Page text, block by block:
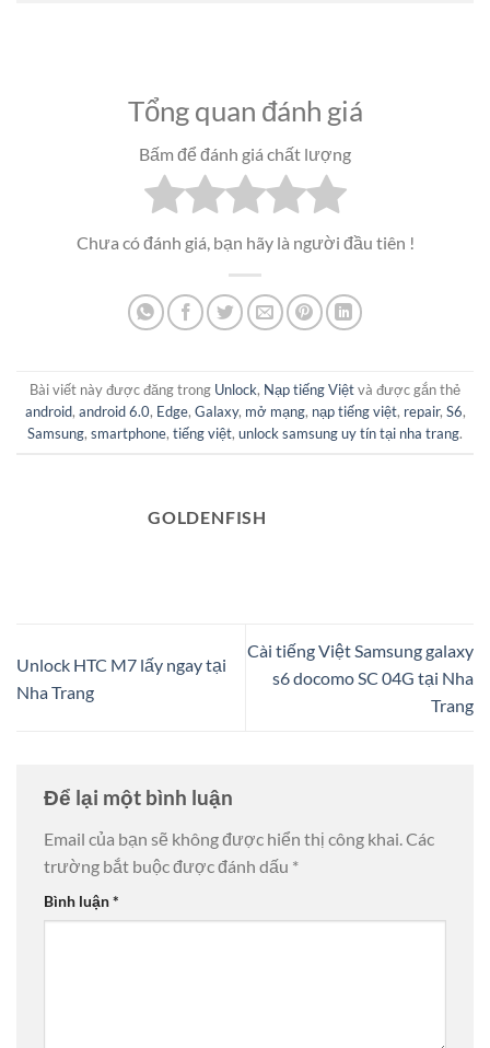
Tổng quan đánh giá
Bấm để đánh giá chất lượng
Chưa có đánh giá, bạn hãy là người đầu tiên !
Bài viết này được đăng trong Unlock, Nạp tiếng Việtvà được gắn thẻ
android, android 6.0, Edge, Galaxy, mở mạng, nạp tiếng việt, repair, S6,
Samsung, smartphone, tiếng việt, unlock samsung uy tín tại nha trang.
GOLDENFISH
Unlock HTC M7 lấy ngay tại
Nha Trang
Cài tiếng Việt Samsung galaxy
s6 docomo SC 04G tại Nha
Trang
Để lại một bình luận
Email của bạn sẽ không được hiển thị công khai.Các
trường bắt buộc được đánh dấu *
Bình luận*